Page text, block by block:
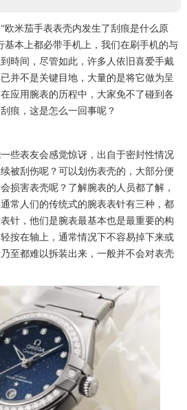
欧米茄手表表壳内发生了刮痕是什么原
基本上都必带手机上，我们在刷手机的与
時间，尽管如此，许多人依旧喜爱手戴
并不是关键目地，大量的是将它做为呈
应用腕表的历程中，大家免不了碰到各
痕，这是怎么一回事呢？
些表友会感觉惊讶，出自于密封性情况
被刮伤呢？可以划伤表壳的，大部分便
损害表壳呢？了解腕表的人员都了解，
常人们的传统式的腕表表针有三种，都
针，他们是腕表最基本也是最重要的构
按在轴上，通常情况下不容易掉下来或
至都难以拆装出来，一般并不会对表壳